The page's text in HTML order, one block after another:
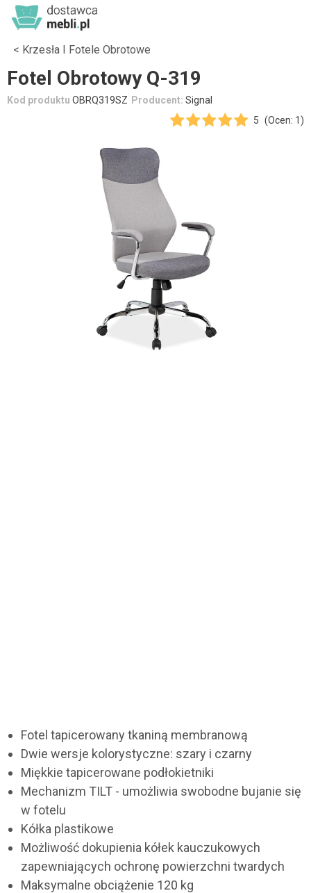
Krzesła I Fotele Obrotowe
Fotel Obrotowy Q-319
Kod produktu OBRQ319SZ Producent: Signal
5 (Ocen: 1)
Fotel tapicerowany tkaniną membranową
Dwie wersje kolorystyczne: szary i czarny
Miękkie tapicerowane podłokietniki
Mechanizm TILT - umożliwia swobodne bujanie się
w fotelu
Kółka plastikowe
Możliwość dokupienia kółek kauczukowych
zapewniających ochronę powierzchni twardych
Maksymalne obciążenie 120 kg